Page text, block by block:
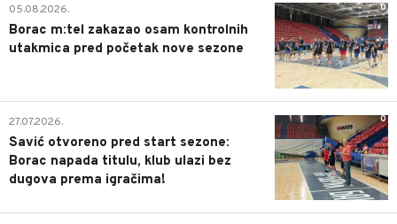
0
05.08.2026.
Borac m:tel zakazao osam kontrolnih
utakmica pred početak nove sezone
0
27.07.2026.
Savić otvoreno pred start sezone:
Borac napada titulu, klub ulazi bez
dugova prema igračima!